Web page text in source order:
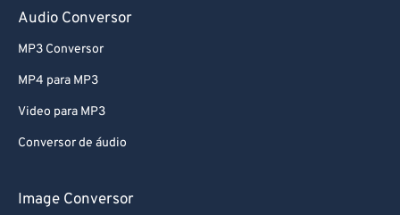
Audio Conversor
MP3 Conversor
MP4 para MP3
Video para MP3
Conversor de áudio
Image Conversor